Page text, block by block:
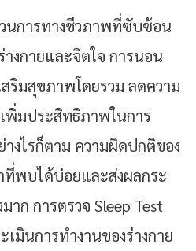
นการทางชีวภาพที่ซับซ้อน
งกายและจิตใจ การนอน
มสุขภาพโดยรวม ลดความ
เพิ่มประสิทธิภาพในการ
งไรก็ตาม ความผิดปกติของ
พบได้บ่อยและส่งผลกระ
ก การตรวจ Sleep Test
มินการทำงานของร่างกาย